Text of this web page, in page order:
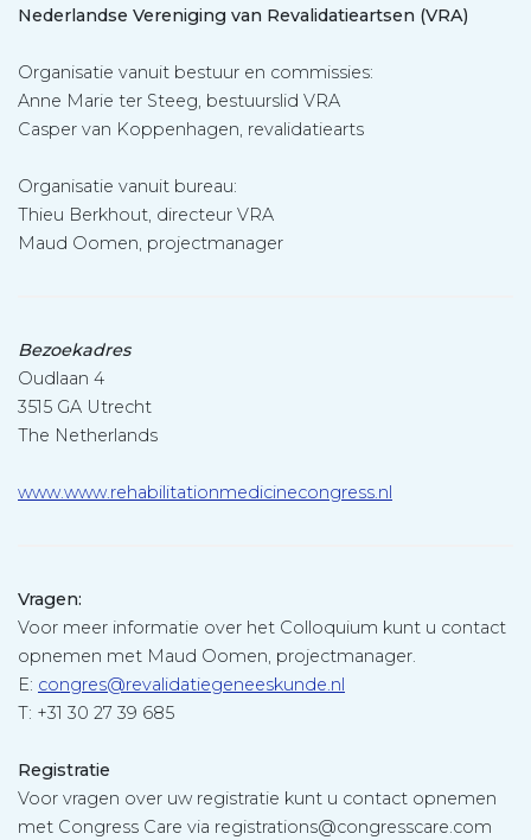
Nederlandse Vereniging van Revalidatieartsen (VRA)
Organisatie vanuit bestuur en commissies:
Anne Marie ter Steeg, bestuurslid VRA
Casper van Koppenhagen, revalidatiearts
Organisatie vanuit bureau:
Thieu Berkhout, directeur VRA
Maud Oomen, projectmanager
Bezoekadres
Oudlaan 4
3515 GA Utrecht
The Netherlands
www.www.rehabilitationmedicinecongress.nl
Vragen:
Voor meer informatie over het Colloquium kunt u contact
opnemen met Maud Oomen, projectmanager.
E: congres@revalidatiegeneeskunde.nl
T: +31 30 27 39 685
Registratie
Voor vragen over uw registratie kunt u contact opnemen
met Congress Care via registrations@congresscare.com